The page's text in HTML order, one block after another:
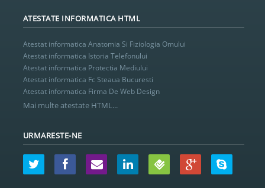
ATESTATE INFORMATICA HTML
Atestat informatica Anatomia Si Fiziologia Omului
Atestat informatica Istoria Telefonului
Atestat informatica Protectia Mediului
Atestat informatica Fc Steaua Bucuresti
Atestat informatica Firma De Web Design
Mai multe atestate HTML...
URMARESTE-NE